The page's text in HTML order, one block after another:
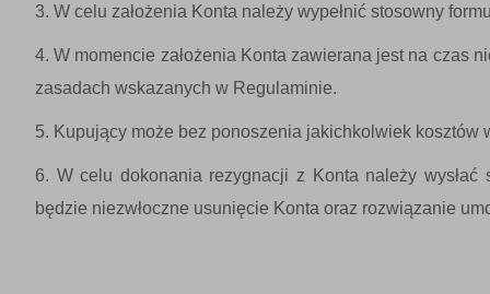
W celu założenia Konta należy wypełnić stosowny
W momencie założenia Konta zawierana jest na czas
zasadach wskazanych w Regulaminie.
Kupujący może bez ponoszenia jakichkolwiek kosztów
W celu dokonania rezygnacji z Konta należy
będzie niezwłoczne usunięcie Konta oraz rozwiązanie